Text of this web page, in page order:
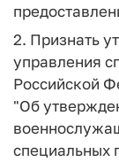
2. Признать
управления
Российской
"Об
специальных